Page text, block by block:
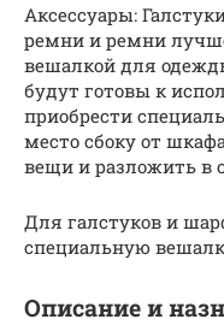
Аксессуары:
ремни и ремни
вешалкой для
будут готовы к
приобрести
место сбоку от
вещи и разложить в
Для галстуков и
специальную
Описание и